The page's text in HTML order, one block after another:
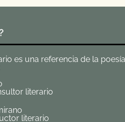
es una referencia de la
literario
literario